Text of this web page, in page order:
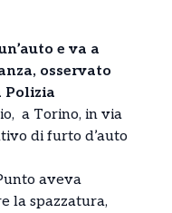
e va a
osservato
Polizia
a Torino, in via
di furto d’auto
aveva
la spazzatura,